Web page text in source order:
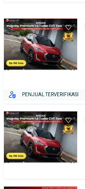
PENJUAL TERVERIFIKASI